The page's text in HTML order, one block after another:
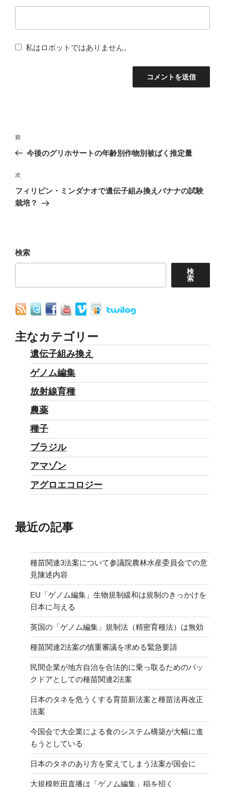
私はロボットではありません。
投
稿
ビ
ゲ
ー
ン
前
の
稿
前
今後のグリホサートの年齢別作物別被ばく推定量
次
の
投
次
フィリピン・ミンダナオで遺伝子組み換えバナナの試験
栽培？
検索
検
索
主なカテゴリー
遺伝子組み換え
ゲノム編集
放射線育種
農薬
種子
ブラジル
アマゾン
アグロエコロジー
最近の記事
種苗関連3法案について参議院農林水産委員会での意
見陳述内容
EU「ゲノム編集」生物規制緩和は規制のきっかけを
日本に与える
英国の「ゲノム編集」規制法（精密育種法）は無効
種苗関連2法案の慎重審議を求める緊急要請
民間企業が地方自治を合法的に乗っ取るためのバッ
クドアとしての種苗関連2法案
日本のタネを危うくする育苗新法案と種苗法再改正
法案
今国会で大企業による食のシステム構築が大幅に進
もうとしている
日本のタネのあり方を変えてしまう法案が国会に
大規模乾田直播は「ゲノム編集」稲を招く